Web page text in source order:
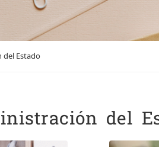
del Estado
del